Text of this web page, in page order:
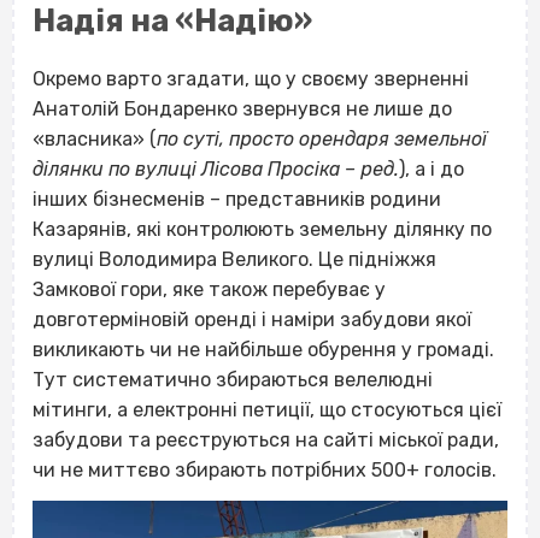
Надія на «Надію»
Окремо варто згадати, що у своєму зверненні
Анатолій Бондаренко звернувся не лише до
«власника» (по суті, просто орендаря земельної
ділянки по вулиці Лісова Просіка – ред.), а і до
інших бізнесменів – представників родини
Казарянів, які контролюють земельну ділянку по
вулиці Володимира Великого. Це підніжжя
Замкової гори, яке також перебуває у
довготерміновій оренді і наміри забудови якої
викликають чи не найбільше обурення у громаді.
Тут систематично збираються велелюдні
мітинги, а електронні петиції, що стосуються цієї
забудови та реєструються на сайті міської ради,
чи не миттєво збирають потрібних 500+ голосів.